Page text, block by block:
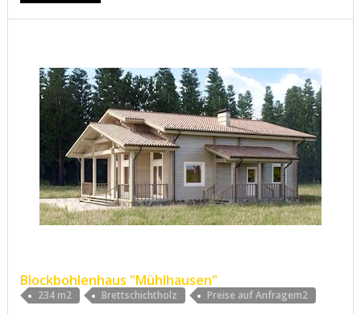
Blockbohlenhaus "Mühlhausen"
234 m2 Brettschichtholz Preise auf Anfragem2